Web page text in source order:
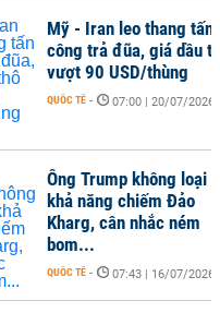
Mỹ - Iran leo thang tấn
công trả đũa, giá dầu thô
vượt 90 USD/thùng
- 07:00 | 20/07/2026
Ông Trump không loại trừ
khả năng chiếm Đảo
Kharg, cân nhắc ném
bom...
- 07:43 | 16/07/2026